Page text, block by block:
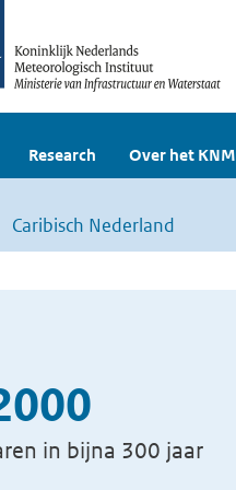
Research Over het
Caribisch Nederland
in bijna 300 jaar